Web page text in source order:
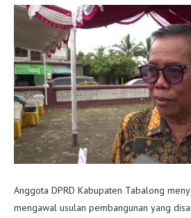
Anggota DPRD Kabupaten Tabalong
mengawal usulan pembangunan yang